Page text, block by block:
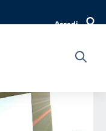
Accedi